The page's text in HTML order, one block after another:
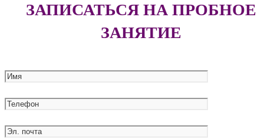
ЗАПИСАТЬСЯ НА ПРОБНОЕ
ЗАНЯТИЕ